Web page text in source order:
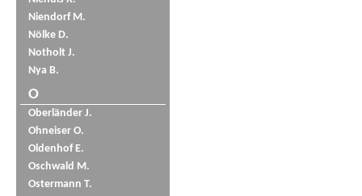
Niendorf M.
Nölke D.
Notholt J.
Nya B.
O
Oberländer J.
Ohneiser O.
Oldenhof E.
Oschwald M.
Ostermann T.